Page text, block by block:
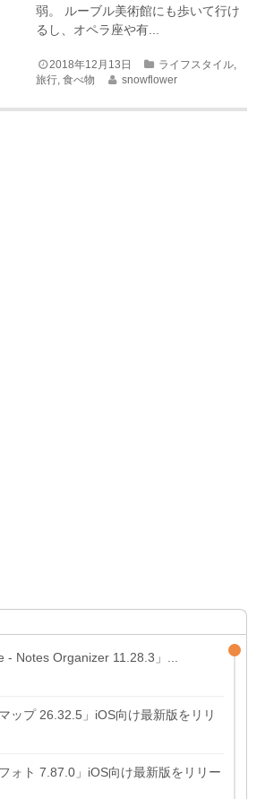
弱。 ルーブル美術館にも歩いて行け
るし、オペラ座や有...
2018年12月13日 ライフスタイル,
旅行, 食べ物 snowflower
- Notes Organizer 11.28.3」...
ップ 26.32.5」iOS向け最新版をリリ
ォト 7.87.0」iOS向け最新版をリリー